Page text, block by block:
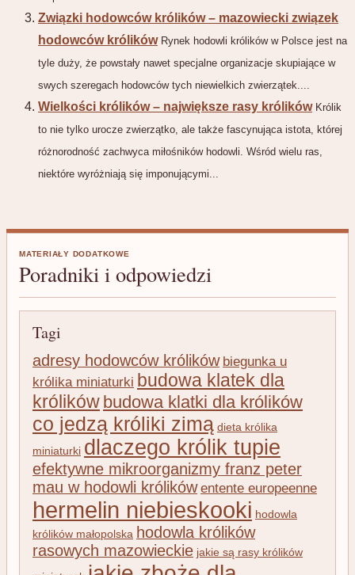
Związki hodowców królików – mazowiecki związek
hodowców królików Rynek hodowli królików w Polsce jest na
tyle duży, że powstały nawet specjalne organizacje skupiające w
swych szeregach hodowców tych niewielkich zwierzątek....
Wielkości królików – największe rasy królików Królik
to nie tylko urocze zwierzątko, ale także fascynująca istota, której
różnorodność zachwyca miłośników hodowli. Wśród wielu ras,
niektóre wyróżniają się imponującymi...
MATERIAŁY DODATKOWE
Poradniki i odpowiedzi
Tagi
adresy hodowców królików biegunka u
królika miniaturki budowa klatek dla
królików budowa klatki dla królików
co jedzą króliki zimą dieta królika
miniaturki dlaczego królik tupie
efektywne mikroorganizmy franz peter
mau w hodowli królików entente europeenne
hermelin niebieskooki hodowla
królików małopolska hodowla królików
rasowych mazowieckie jakie są rasy królików